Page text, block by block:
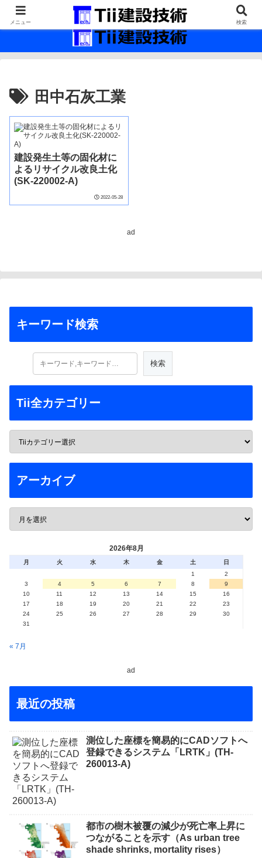
最新の建設技術の情報インフラ。
田中石灰工業
建設発生土等の固化材に
よるリサイクル改良土化
(SK-220002-A)
2022-05-28
ad
キーワード検索
Tii全カテゴリー
アーカイブ
2026年8月
月 火 水 木 金 土
日
1
2
3
4 5 6 7 8
9
10
11 12 13 14 15
16
17
18 19 20 21 22
23
24
25 26 27 28 29
30
31
« 7月
ad
最近の投稿
測位した座標を簡易的にCADソフトへ
登録できるシステム「LRTK」(TH-
260013-A)
都市の樹木被覆の減少が死亡率上昇に
つながることを示す（As urban tree
shade shrinks, mortality rises）
メニュー 検索